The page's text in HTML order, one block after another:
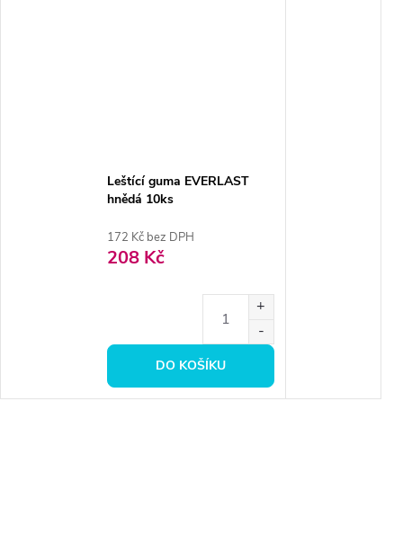
Leštící guma EVERLAST
hnědá 10ks
172 Kč bez DPH
208 Kč
DO KOŠÍKU